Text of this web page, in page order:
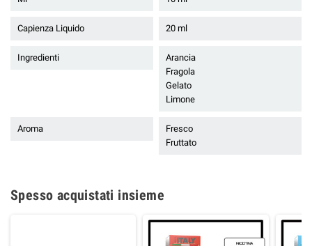
Capienza Liquido 20 ml
Ingredienti
Arancia
Fragola
Gelato
Limone
Aroma
Fresco
Fruttato
Spesso acquistati insieme